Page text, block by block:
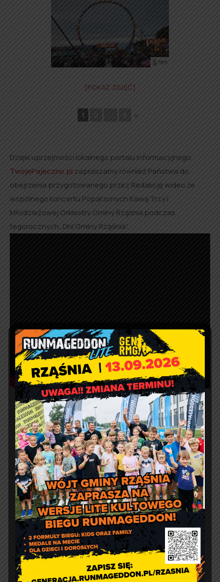
[POKAZ ZDJĘĆ]
1 2 6 ►
Dzięki uprzejmości lokalnego portalu informacyjnego
TwojePajeczno.pl zapraszamy również Państwa do
obejrzenia przygotowanego przez Redakcję wideo ze
wspólnego koncertu Poparzonych Kawą Trzy i
Młodzieżowej Orkiestry Gminy Rząśnia podczas
tegorocznych „Dni Gminy Rząśnia”.
Obowiązek trzymania psów
na terenie ogrodzonym